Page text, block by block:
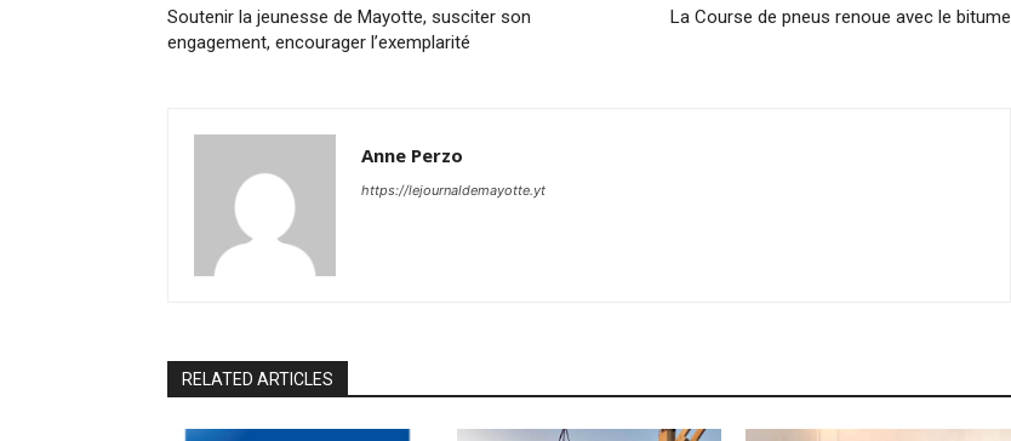
Soutenir la jeunesse de Mayotte, susciter son
engagement, encourager l’exemplarité
La Course de pneus renoue avec le bitume
Anne Perzo
https://lejournaldemayotte.yt
RELATED ARTICLES